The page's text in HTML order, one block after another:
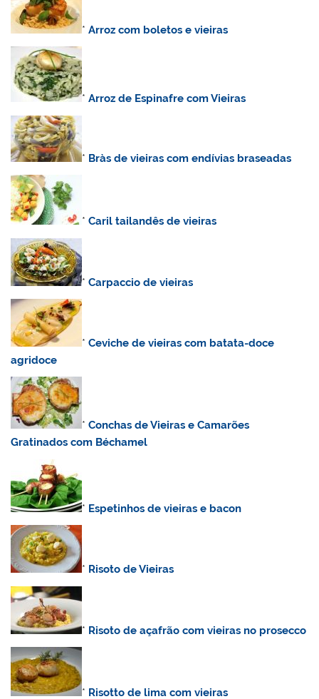
*Arroz com boletos e vieiras
*Arroz de Espinafre com Vieiras
* Bràs de vieiras com endívias braseadas
*Caril tailandês de vieiras
*Carpaccio de vieiras
*Ceviche de vieiras com batata-doce
agridoce
*Conchas de Vieiras e Camarões
Gratinados com Béchamel
* Espetinhos de vieiras e bacon
* Risoto de Vieiras
* Risoto de açafrão com vieiras no prosecco
* Risotto de lima com vieiras